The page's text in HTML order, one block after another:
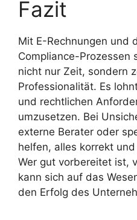
Fazit
Mit E-Rechnungen und
Compliance-Prozessen
nicht nur Zeit, sondern
Professionalität. Es
und rechtlichen
umzusetzen. Bei
externe Berater oder
helfen, alles korrekt
Wer gut vorbereitet ist,
kann sich auf das
den Erfolg des